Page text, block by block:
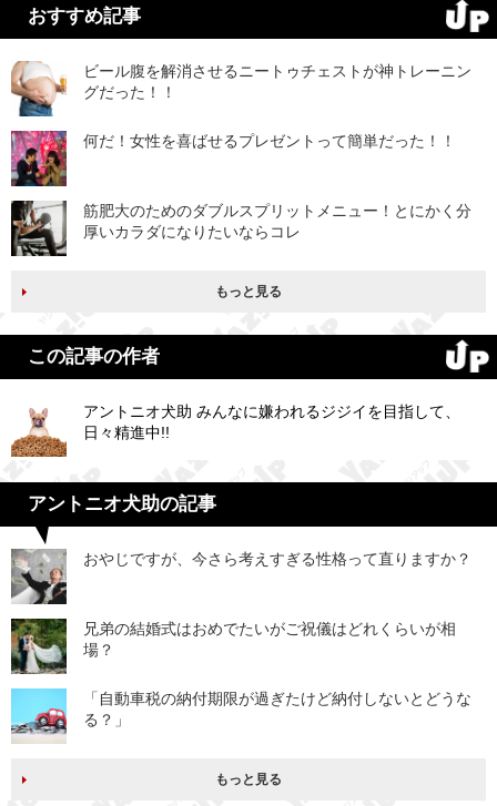
おすすめ記事
ビール腹を解消させるニートゥチェストが神トレーニン
グだった！！
何だ！女性を喜ばせるプレゼントって簡単だった！！
筋肥大のためのダブルスプリットメニュー！とにかく分
厚いカラダになりたいならコレ
もっと見る
この記事の作者
アントニオ犬助 みんなに嫌われるジジイを目指して、
日々精進中!!
アントニオ犬助の記事
おやじですが、今さら考えすぎる性格って直りますか？
兄弟の結婚式はおめでたいがご祝儀はどれくらいが相
場？
「自動車税の納付期限が過ぎたけど納付しないとどうな
る？」
もっと見る